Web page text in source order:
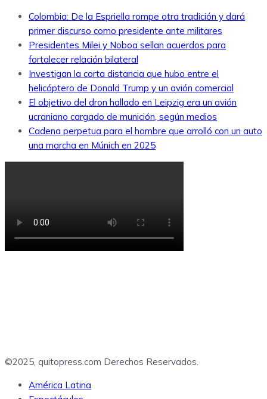
Colombia: De la Espriella rompe otra tradición y dará
primer discurso como presidente ante militares
Presidentes Milei y Noboa sellan acuerdos para
fortalecer relación bilateral
Investigan la corta distancia que hubo entre el
helicóptero de Donald Trump y un avión comercial
El objetivo del dron hallado en Leipzig era un avión
ucraniano cargado de munición, según medios
Cadena perpetua para el hombre que arrolló con un auto
una marcha en Múnich en 2025
©2025, quitopress.com Derechos Reservados.
América Latina